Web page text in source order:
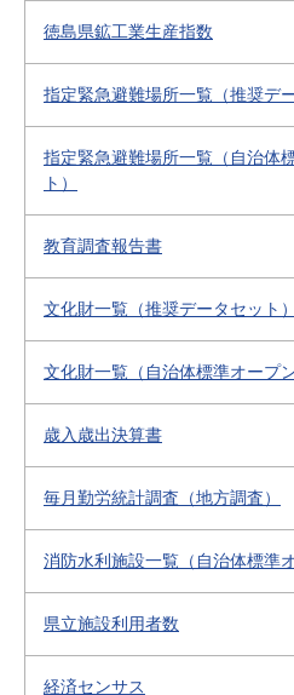
徳島県鉱工業生産指数
指定緊急避難場所一覧（推奨デ
指定緊急避難場所一覧（自治体
ト）
教育調査報告書
文化財一覧（推奨データセット）
文化財一覧（自治体標準オープ
歳入歳出決算書
毎月勤労統計調査（地方調査）
消防水利施設一覧（自治体標準
県立施設利用者数
経済センサス